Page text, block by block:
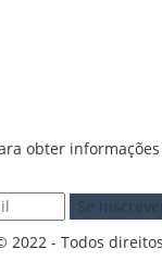
obter
2022 - Todos